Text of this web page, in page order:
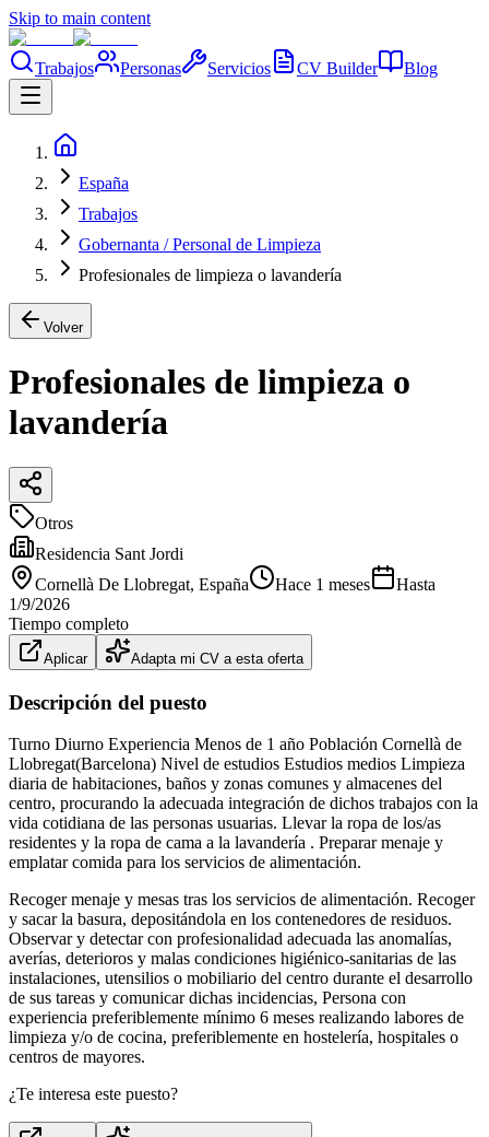
Skip to main content
Trabajos Personas Servicios CV Builder Blog
España
Trabajos
Gobernanta / Personal de Limpieza
Profesionales de limpieza o lavandería
Volver
Profesionales de limpieza o
lavandería
Otros
Residencia Sant Jordi
Cornellà De Llobregat, España Hace 1 meses
Hasta
1/9/2026
Tiempo completo
Aplicar Adapta mi CV a esta oferta
Descripción del puesto
Turno Diurno Experiencia Menos de 1 año Población Cornellà de
Llobregat(Barcelona) Nivel de estudios Estudios medios Limpieza
diaria de habitaciones, baños y zonas comunes y almacenes del
centro, procurando la adecuada integración de dichos trabajos con la
vida cotidiana de las personas usuarias. Llevar la ropa de los/as
residentes y la ropa de cama a la lavandería . Preparar menaje y
emplatar comida para los servicios de alimentación.
Recoger menaje y mesas tras los servicios de alimentación. Recoger
y sacar la basura, depositándola en los contenedores de residuos.
Observar y detectar con profesionalidad adecuada las anomalías,
averías, deterioros y malas condiciones higiénico-sanitarias de las
instalaciones, utensilios o mobiliario del centro durante el desarrollo
de sus tareas y comunicar dichas incidencias, Persona con
experiencia preferiblemente mínimo 6 meses realizando labores de
limpieza y/o de cocina, preferiblemente en hostelería, hospitales o
centros de mayores.
¿Te interesa este puesto?